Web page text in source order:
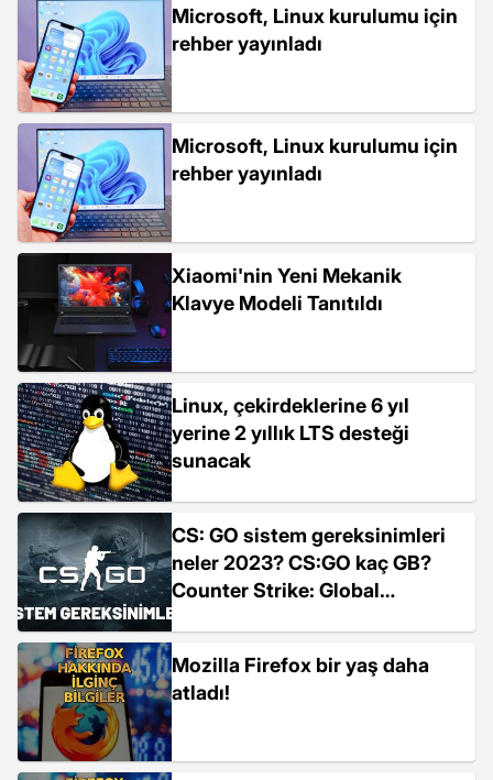
Microsoft, Linux kurulumu için
rehber yayınladı
Microsoft, Linux kurulumu için
rehber yayınladı
Xiaomi'nin Yeni Mekanik
Klavye Modeli Tanıtıldı
Linux, çekirdeklerine 6 yıl
yerine 2 yıllık LTS desteği
sunacak
CS: GO sistem gereksinimleri
neler 2023? CS:GO kaç GB?
Counter Strike: Global
Mozilla Firefox bir yaş daha
atladı!